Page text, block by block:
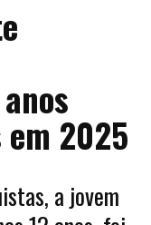
2025
a jovem